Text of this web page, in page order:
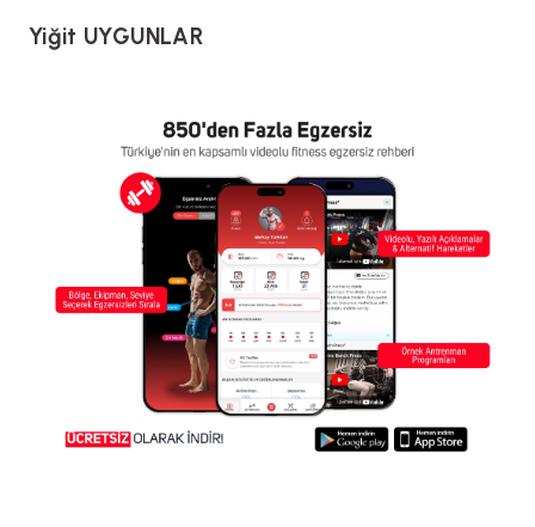
Yiğit UYGUNLAR